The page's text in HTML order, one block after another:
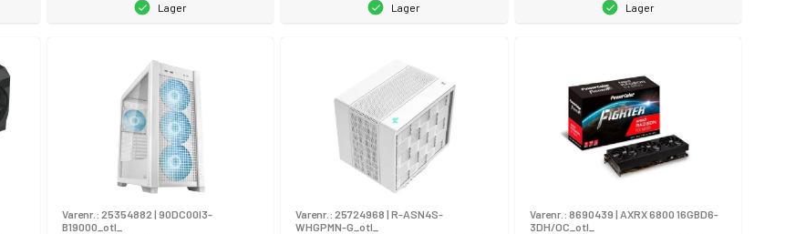
Lager Lager Lager
Varenr.: 25354882 | 90DC00I3-
B19000_otl_
Varenr.: 25724968 | R-ASN4S-
WHGPMN-G_otl_
Varenr.: 8690439 | AXRX 6800 16GBD6-
3DH/OC_otl_